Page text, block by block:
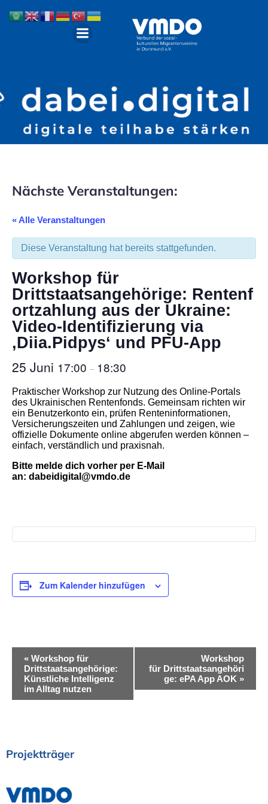
Nächste Veranstaltungen:
« Alle Veranstaltungen
Diese Veranstaltung hat bereits stattgefunden.
Workshop für
Drittstaatsangehörige: Rentenf
ortzahlung aus der Ukraine:
Video-Identifizierung via
‚Diia.Pidpys‘ und PFU-App
25 Juni 17:00 – 18:30
Praktischer Workshop zur Nutzung des Online-Portals
des Ukrainischen Rentenfonds. Gemeinsam richten wir
ein Benutzerkonto ein, prüfen Renteninformationen,
Versicherungszeiten und Zahlungen und zeigen, wie
offizielle Dokumente online abgerufen werden können –
einfach, verständlich und praxisnah.
Bitte melde dich vorher per E-Mail
an: dabeidigital@vmdo.de
Zum Kalender hinzufügen
r
s
a
« Workshop für
Drittstaatsangehörige:
Künstliche Intelligenz
im Alltag nutzen
Workshop
für Drittstaatsangehöri
ge: ePA App AOK »
Projektträger